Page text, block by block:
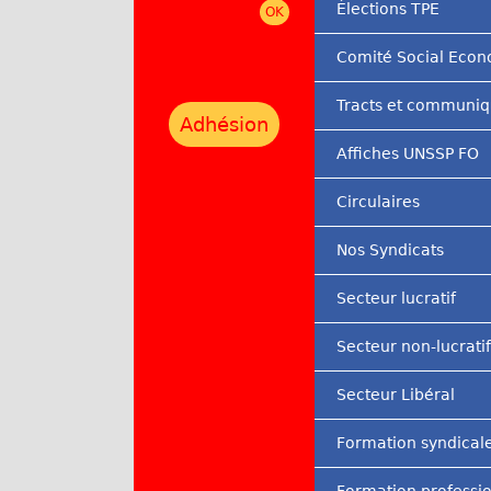
Adhésion
r
i
l
Élections TPE
Comité Social
Tracts et
Affiches UNSSP FO
Circulaires
Nos Syndicats
Secteur lucratif
Secteur non-lucratif
Secteur Libéral
Formation